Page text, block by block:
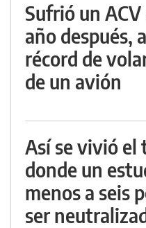
Sufrió un
año después,
récord de
de un avión
Así se vivió el
donde un
menos a seis
ser